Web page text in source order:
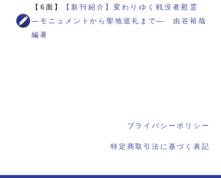
【6面】
【新刊紹介】変わりゆく戦没者慰霊
―モニュメントから聖地巡礼まで― 由谷裕哉
編著
プライバシーポリシー
特定商取引法に基づく表記